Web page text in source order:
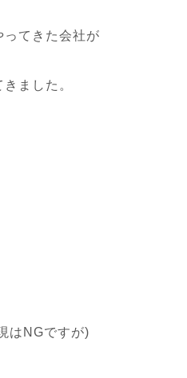
ってきた会社が
ました。
はNGですが)